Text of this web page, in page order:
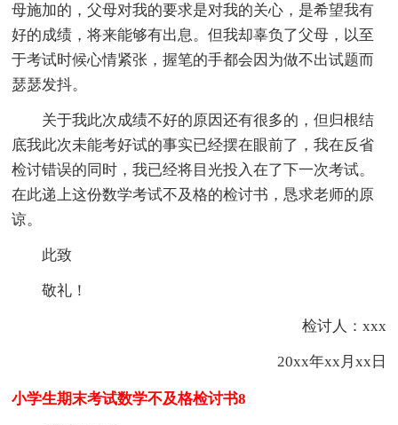
母施加的，父母对我的要求是对我的关心，是希望我有
好的成绩，将来能够有出息。但我却辜负了父母，以至
于考试时候心情紧张，握笔的手都会因为做不出试题而
瑟瑟发抖。
关于我此次成绩不好的原因还有很多的，但归根结
底我此次未能考好试的事实已经摆在眼前了，我在反省
检讨错误的同时，我已经将目光投入在了下一次考试。
在此递上这份数学考试不及格的检讨书，恳求老师的原
谅。
此致
敬礼！
检讨人：xxx
20xx年xx月xx日
小学生期末考试数学不及格检讨书8